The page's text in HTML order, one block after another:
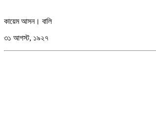
কায়েম আসন। বালি
৩১ আগস্ট, ১৯২৭